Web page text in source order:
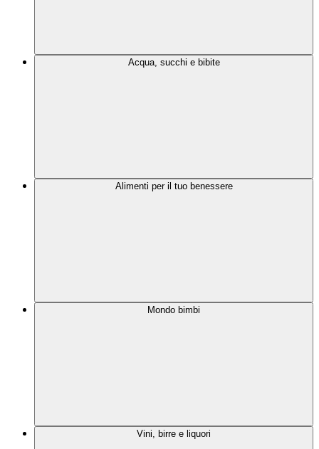
Acqua, succhi e bibite
Alimenti per il tuo benessere
Mondo bimbi
Vini, birre e liquori